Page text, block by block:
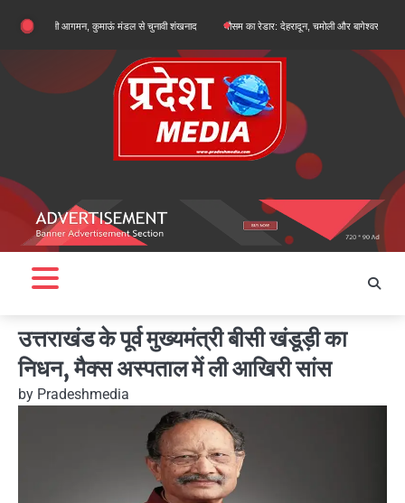
content
आगमन, कुमाऊं मंडल से चुनावी शंखनाद मौसम का रेडार: देहरादून, चमोली और बागेश्वर में ऑरेंज अलर्ट,
उत्तराखंड के पूर्व मुख्यमंत्री बीसी खंडूड़ी का
निधन, मैक्स अस्पताल में ली आखिरी सांस
by Pradeshmedia